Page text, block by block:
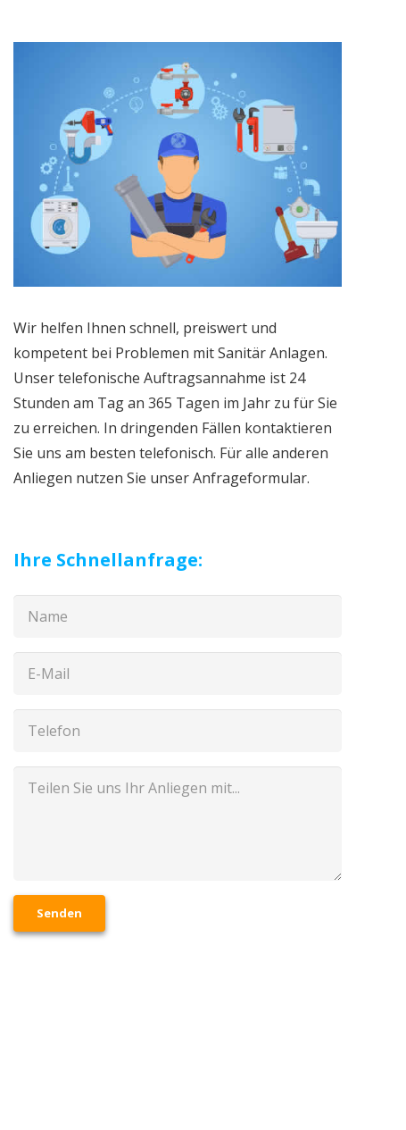
Wir helfen Ihnen schnell, preiswert und
kompetent bei Problemen mit Sanitär Anlagen.
Unser telefonische Auftragsannahme ist 24
Stunden am Tag an 365 Tagen im Jahr zu für Sie
zu erreichen. In dringenden Fällen kontaktieren
Sie uns am besten telefonisch. Für alle anderen
Anliegen nutzen Sie unser Anfrageformular.
Ihre Schnellanfrage:
Senden